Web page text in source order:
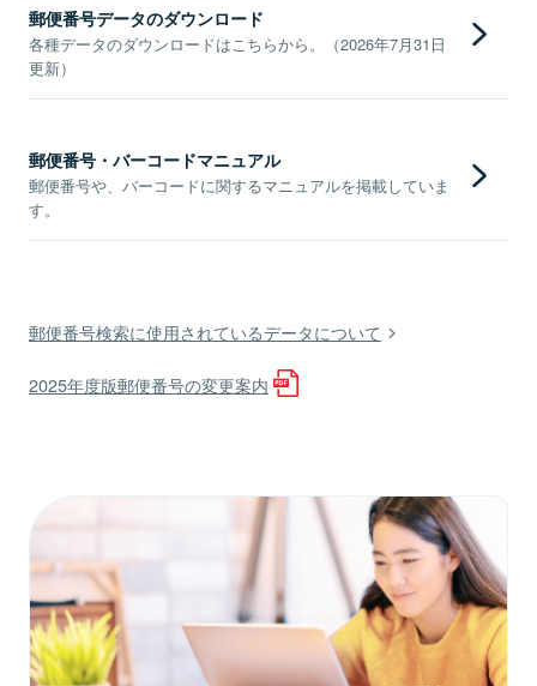
郵便番号データのダウンロード
各種データのダウンロードはこちらから。（2026年7月31日
更新）
郵便番号・バーコードマニュアル
郵便番号や、バーコードに関するマニュアルを掲載していま
す。
郵便番号検索に使用されているデータについて
2025年度版郵便番号の変更案内